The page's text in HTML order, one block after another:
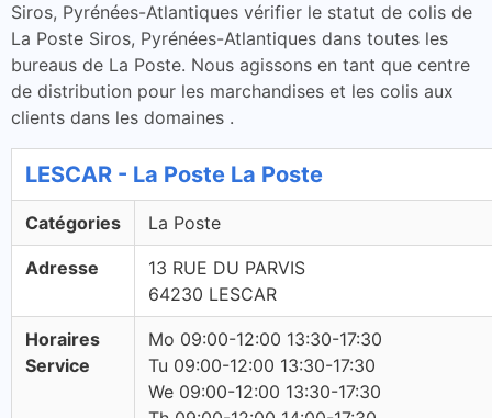
Siros, Pyrénées-Atlantiques vérifier le statut de colis de
La Poste Siros, Pyrénées-Atlantiques dans toutes les
bureaus de La Poste. Nous agissons en tant que centre
de distribution pour les marchandises et les colis aux
clients dans les domaines .
LESCAR - La Poste La Poste
Catégories La Poste
Adresse
13 RUE DU PARVIS
64230 LESCAR
Horaires
Service
Mo 09:00-12:00 13:30-17:30
Tu 09:00-12:00 13:30-17:30
We 09:00-12:00 13:30-17:30